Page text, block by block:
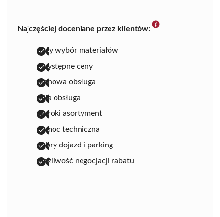
Najczęściej doceniane przez klientów:
duży wybór materiałów
przystępne ceny
fachowa obsługa
miła obsługa
szeroki asortyment
pomoc techniczna
dobry dojazd i parking
możliwość negocjacji rabatu